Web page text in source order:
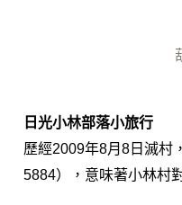
日光小林部落小旅行
歷經2009年8月8日滅村
5884），意味著小林村